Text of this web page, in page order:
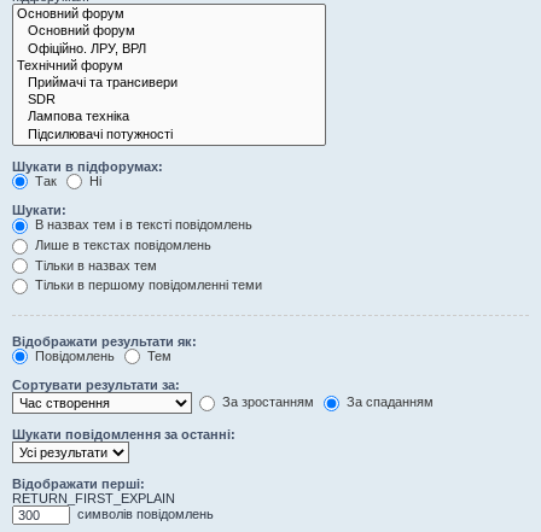
Шукати в підфорумах:
Так
Ні
Шукати:
В назвах тем і в тексті повідомлень
Лише в текстах повідомлень
Тільки в назвах тем
Тільки в першому повідомленні теми
Відображати результати як:
Повідомлень
Тем
Сортувати результати за:
За зростанням
За спаданням
Шукати повідомлення за останні:
Відображати перші:
RETURN_FIRST_EXPLAIN
символів повідомлень